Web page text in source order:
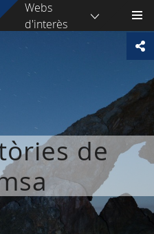
Webs
d'interès
de